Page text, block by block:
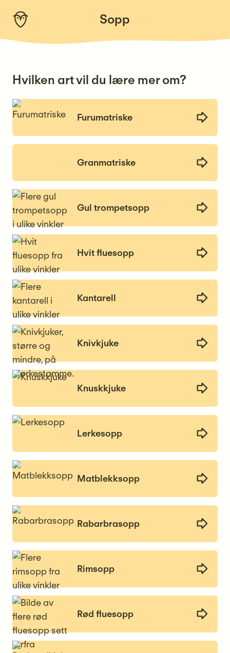
Sopp
Hvilken art vil du lære mer om?
Furumatriske
Granmatriske
Gul trompetsopp
Hvit fluesopp
Kantarell
Knivkjuke
Knuskkjuke
Lerkesopp
Matblekksopp
Rabarbrasopp
Rimsopp
Rød fluesopp